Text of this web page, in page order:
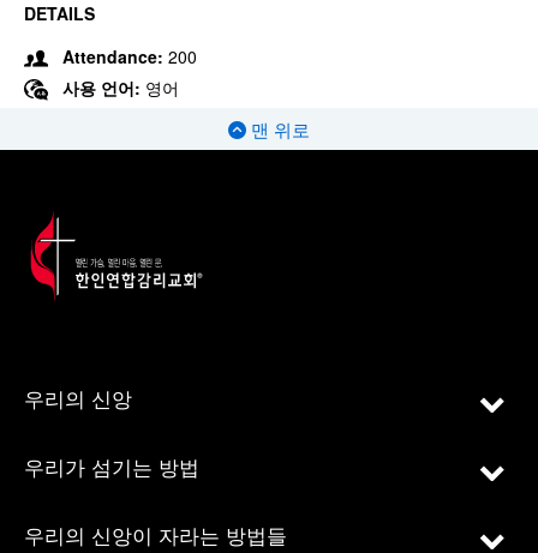
DETAILS
Attendance: 200
사용 언어: 영어
맨 위로
우리의 신앙
우리가 섬기는 방법
우리의 신앙이 자라는 방법들